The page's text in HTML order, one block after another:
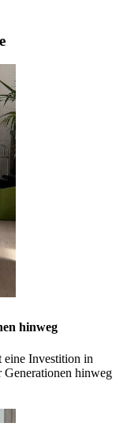
hinweg
eine Investition in
Generationen hinweg